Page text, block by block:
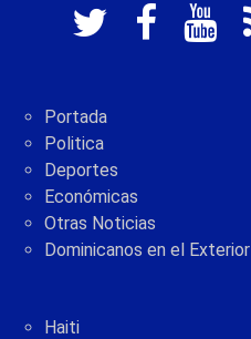
Portada
Politica
Deportes
Económicas
Otras Noticias
Dominicanos en el Exterior
Haiti